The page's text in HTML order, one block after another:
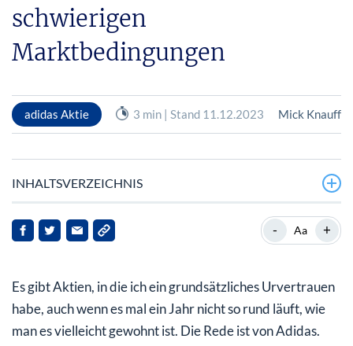
schwierigen
Marktbedingungen
adidas Aktie 3 min | Stand 11.12.2023 Mick Knauff
INHALTSVERZEICHNIS
2023 war ein Übergangsjahr
Aktie konnte sich im schwierigen Umfeld behaupten
Analysten positiv gestimmt
- Aa +
Es gibt Aktien, in die ich ein grundsätzliches Urvertrauen
habe, auch wenn es mal ein Jahr nicht so rund läuft, wie
man es vielleicht gewohnt ist. Die Rede ist von Adidas.